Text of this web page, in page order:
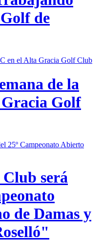
de
de la
Golf
será
de Damas y